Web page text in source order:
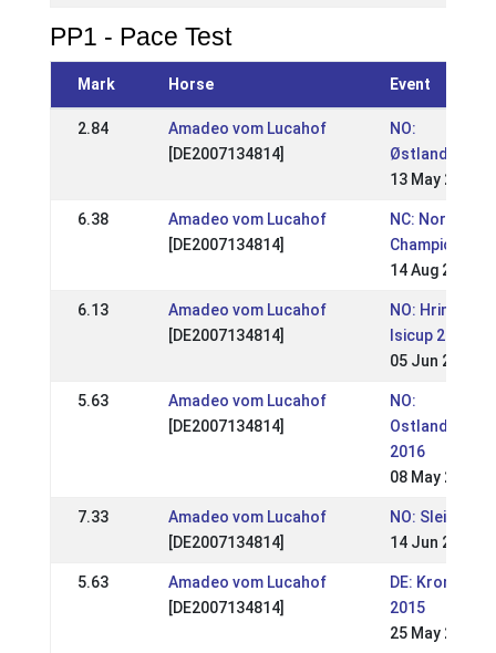
PP1 - Pace Test
Mark Horse Event
2.84
Amadeo vom Lucahof
[DE2007134814]
NO:
13 May 2018
6.38
Amadeo vom Lucahof
[DE2007134814]
NC: Nordic
14 Aug 2016
6.13
Amadeo vom Lucahof
[DE2007134814]
NO:
Isicup 2016
05 Jun 2016
5.63
Amadeo vom Lucahof
[DE2007134814]
NO:
2016
08 May 2016
7.33
Amadeo vom Lucahof
[DE2007134814]
NO: Sleipnirs
14 Jun 2015
5.63
Amadeo vom Lucahof
[DE2007134814]
DE: Kronshof
2015
25 May 2015